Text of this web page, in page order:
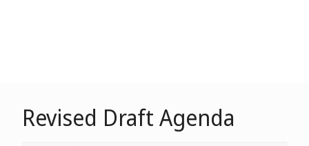
Revised Draft Agenda